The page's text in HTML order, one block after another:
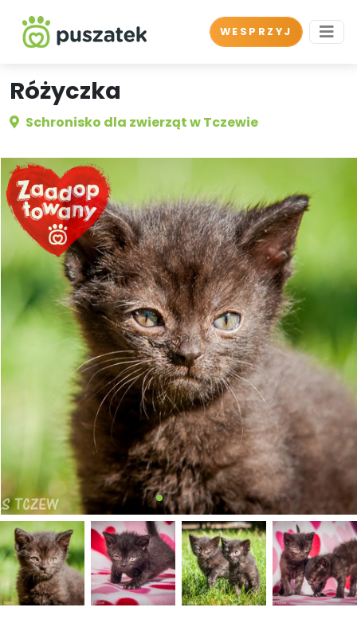
WESPRZYJ
Różyczka
Schronisko dla zwierząt w Tczewie